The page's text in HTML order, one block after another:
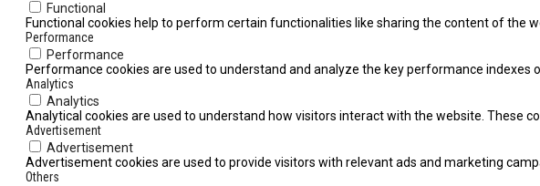
Functional
Functional cookies help to perform certain functionalities like sharing the content of
Performance
Performance
Performance cookies are used to understand and analyze the key performance
Analytics
Analytics
Analytical cookies are used to understand how visitors interact with the website. These
Advertisement
Advertisement
Advertisement cookies are used to provide visitors with relevant ads and marketing
Others